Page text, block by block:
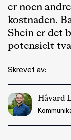
er noen
kostnaden.
Shein er det
potensielt
Skrevet av:
Håvard